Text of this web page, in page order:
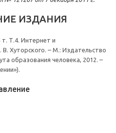
ИЗДАНИЯ
т. Т.4. Интернет и
Хуторского. – М.: Издательство
образования человека, 2012. –